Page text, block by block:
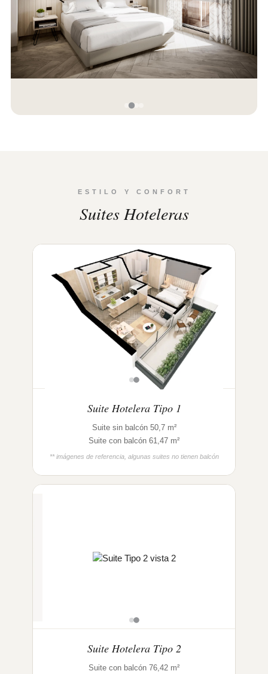
ESTILO Y CONFORT
Suites Hoteleras
Suite Hotelera Tipo 1
Suite sin balcón 50,7 m²
Suite con balcón 61,47 m²
** imágenes de referencia, algunas suites no tienen balcón
Suite Hotelera Tipo 2
Suite con balcón 76,42 m²